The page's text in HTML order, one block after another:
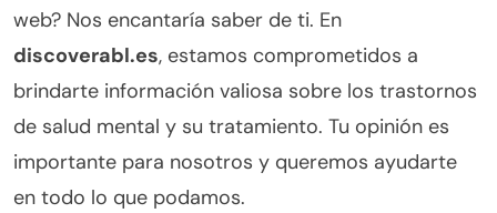
web? Nos encantaría saber de ti. En
discoverabl.es, estamos comprometidos a
brindarte información valiosa sobre los trastornos
de salud mental y su tratamiento. Tu opinión es
importante para nosotros y queremos ayudarte
en todo lo que podamos.